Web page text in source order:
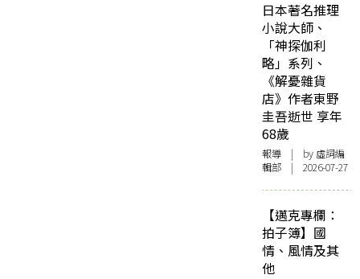
日本著名推理
小說大師、
「神探伽利
略」系列、
《解憂雜貨
店》作者東野
圭吾逝世 享年
68歲
報導 | by 虛詞編
輯部 | 2026-07-27
【邁克專欄：
拍子簿】國
情、風情及其
他